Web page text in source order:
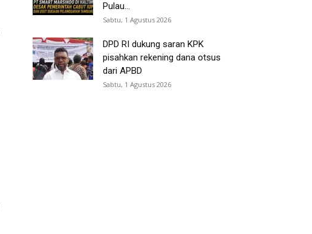
Pulau...
Sabtu, 1 Agustus 2026
DPD RI dukung saran KPK
pisahkan rekening dana otsus
dari APBD
Sabtu, 1 Agustus 2026